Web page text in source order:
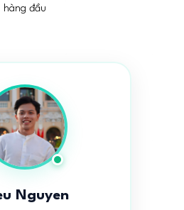
hàng đầu
Nguyen